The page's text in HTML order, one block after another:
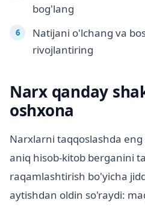
bog'lang
Natijani o'lchang va
rivojlantiring
Narx qanday
oshxona
Narxlarni taqqoslashda
aniq hisob-kitob berganini
raqamlashtirish bo'yicha
aytishdan oldin so'raydi: